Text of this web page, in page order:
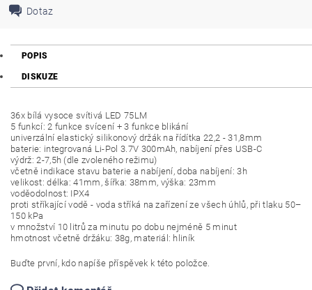
Dotaz
POPIS
DISKUZE
36x bílá vysoce svítivá LED 75LM
5 funkcí: 2 funkce svícení + 3 funkce blikání
univerzální elastický silikonový držák na řídítka 22,2 - 31,8mm
baterie: integrovaná Li-Pol 3.7V 300mAh, nabíjení přes USB-C
výdrž: 2-7,5h (dle zvoleného režimu)
včetně indikace stavu baterie a nabíjení, doba nabíjení: 3h
velikost: délka: 41mm, šířka: 38mm, výška: 23mm
voděodolnost: IPX4
proti stříkající vodě - voda stříká na zařízení ze všech úhlů, při tlaku 50–
150 kPa
v množství 10 litrů za minutu po dobu nejméně 5 minut
hmotnost včetně držáku: 38g, materiál: hliník
Buďte první, kdo napíše příspěvek k této položce.